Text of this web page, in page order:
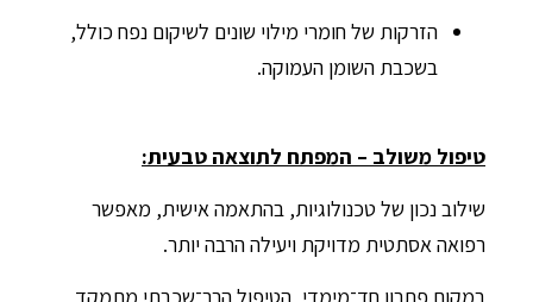
הזרקות של חומרי מילוי שונים לשיקום נפח כולל,
בשכבת השומן העמוקה.
טיפול משולב – המפתח לתוצאה טבעית:
שילוב נכון של טכנולוגיות, בהתאמה אישית, מאפשר
רפואה אסתטית מדויקת ויעילה הרבה יותר.